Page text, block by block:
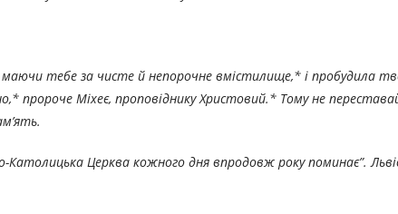
тебе за чисте й непорочне вмістилище,* і пробудила
пророче Міхеє, проповіднику Христовий.* Тому не
Католицька Церква кожного дня впродовж року поминає”.